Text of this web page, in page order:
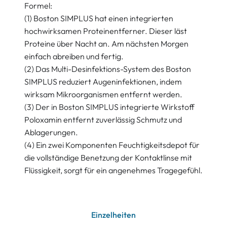
Formel:
(1) Boston SIMPLUS hat einen integrierten
hochwirksamen Proteinentferner. Dieser läst
Proteine über Nacht an. Am nächsten Morgen
einfach abreiben und fertig.
(2) Das Multi-Desinfektions-System des Boston
SIMPLUS reduziert Augeninfektionen, indem
wirksam Mikroorganismen entfernt werden.
(3) Der in Boston SIMPLUS integrierte Wirkstoff
Poloxamin entfernt zuverlässig Schmutz und
Ablagerungen.
(4) Ein zwei Komponenten Feuchtigkeitsdepot für
die vollständige Benetzung der Kontaktlinse mit
Flüssigkeit, sorgt für ein angenehmes Tragegefühl.
Einzelheiten